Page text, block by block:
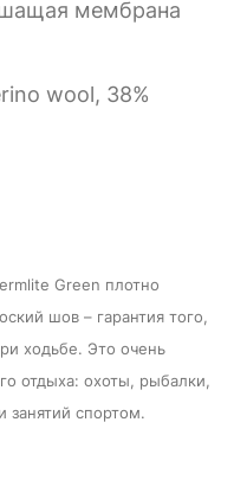
мембрана
wool, 38%
Green плотно
шов – гарантия того,
ходьбе. Это очень
отдыха: охоты, рыбалки,
занятий спортом.